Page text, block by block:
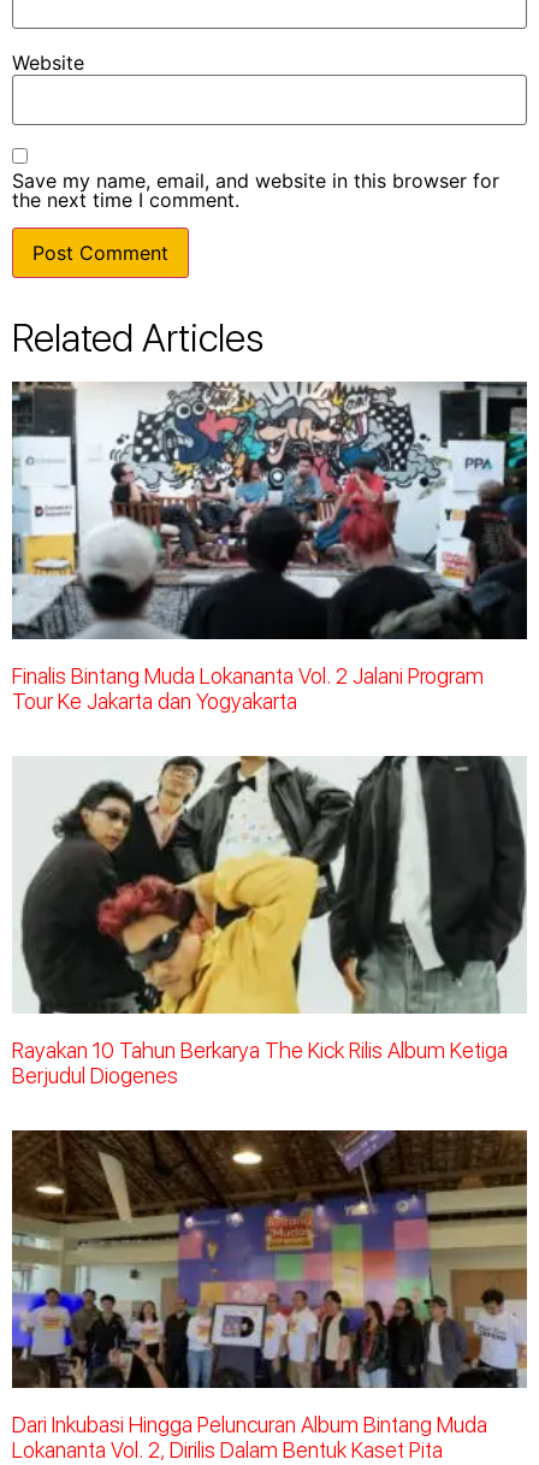
Website
Save my name, email, and website in this browser for
the next time I comment.
Related Articles
Finalis Bintang Muda Lokananta Vol. 2 Jalani Program
Tour Ke Jakarta dan Yogyakarta
Rayakan 10 Tahun Berkarya The Kick Rilis Album Ketiga
Berjudul Diogenes
Dari Inkubasi Hingga Peluncuran Album Bintang Muda
Lokananta Vol. 2, Dirilis Dalam Bentuk Kaset Pita